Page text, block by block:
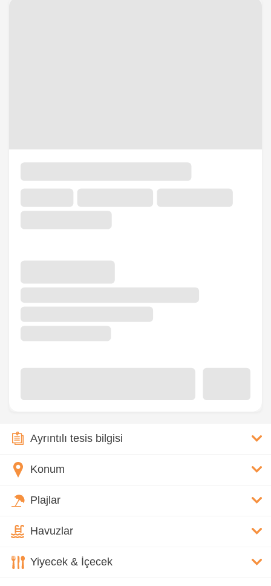
Ayrıntılı tesis bilgisi
Konum
Plajlar
Havuzlar
Yiyecek & İçecek